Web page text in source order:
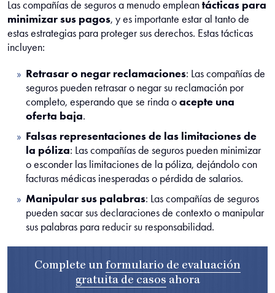
Las compañías de seguros a menudo empleantácticas para
minimizar sus pagos, y es importante estar al tanto de
estas estrategias para proteger sus derechos. Estas tácticas
incluyen:
Retrasar o negar reclamaciones: Las compañías de
seguros pueden retrasar o negar su reclamación por
completo, esperando que se rinda oacepte una
oferta baja.
Falsas representaciones de las limitaciones de
la póliza: Las compañías de seguros pueden minimizar
o esconder las limitaciones de la póliza, dejándolo con
facturas médicas inesperadas o pérdida de salarios.
Manipular sus palabras: Las compañías de seguros
pueden sacar sus declaraciones de contexto o manipular
sus palabras para reducir su responsabilidad.
Complete un formulario de evaluación
gratuita de casos ahora